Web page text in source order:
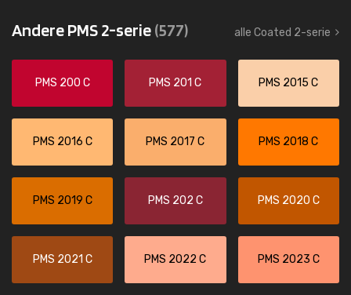
Andere PMS 2-serie(577) alle Coated 2-serie
PMS 200 C PMS 201 C PMS 2015 C
PMS 2016 C PMS 2017 C PMS 2018 C
PMS 2019 C PMS 202 C PMS 2020 C
PMS 2021 C PMS 2022 C PMS 2023 C